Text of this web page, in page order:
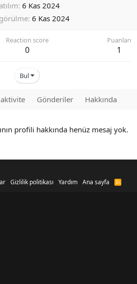
6 Kas 2024
6 Kas 2024
Reaction score
0
Puanları
1
Bul
Gönderiler Hakkında
profili hakkında henüz mesaj yok.
Gizlilik politikası Yardım Ana sayfa
R